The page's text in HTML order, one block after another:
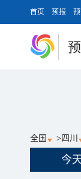
首页 预报
全国 > 四川
今